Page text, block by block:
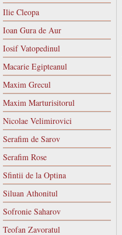
Ilie Cleopa
Ioan Gura de Aur
Iosif Vatopedinul
Macarie Egipteanul
Maxim Grecul
Maxim Marturisitorul
Nicolae Velimirovici
Serafim de Sarov
Serafim Rose
Sfintii de la Optina
Siluan Athonitul
Sofronie Saharov
Teofan Zavoratul